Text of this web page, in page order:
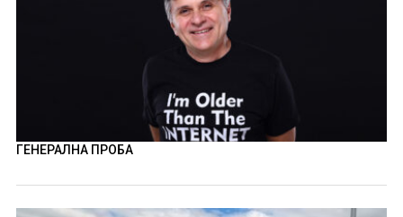
ГЕНЕРАЛНА ПРОБА